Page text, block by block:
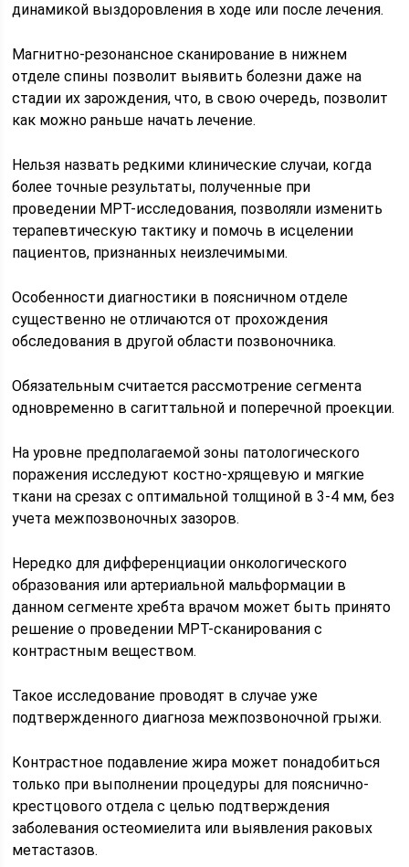
динамикой выздоровления в ходе или после лечения.
Магнитно-резонансное сканирование в нижнем
отделе спины позволит выявить болезни даже на
стадии их зарождения, что, в свою очередь, позволит
как можно раньше начать лечение.
Нельзя назвать редкими клинические случаи, когда
более точные результаты, полученные при
проведении МРТ-исследования, позволяли изменить
терапевтическую тактику и помочь в исцелении
пациентов, признанных неизлечимыми.
Особенности диагностики в поясничном отделе
существенно не отличаются от прохождения
обследования в другой области позвоночника.
Обязательным считается рассмотрение сегмента
одновременно в сагиттальной и поперечной проекции.
На уровне предполагаемой зоны патологического
поражения исследуют костно-хрящевую и мягкие
ткани на срезах с оптимальной толщиной в 3-4 мм, без
учета межпозвоночных зазоров.
Нередко для дифференциации онкологического
образования или артериальной мальформации в
данном сегменте хребта врачом может быть принято
решение о проведении МРТ-сканирования с
контрастным веществом.
Такое исследование проводят в случае уже
подтвержденного диагноза межпозвоночной грыжи.
Контрастное подавление жира может понадобиться
только при выполнении процедуры для пояснично-
крестцового отдела с целью подтверждения
заболевания остеомиелита или выявления раковых
метастазов.